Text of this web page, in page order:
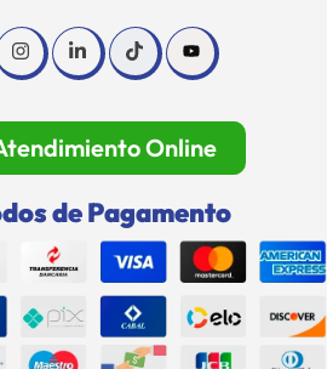
Online
de Pagamento